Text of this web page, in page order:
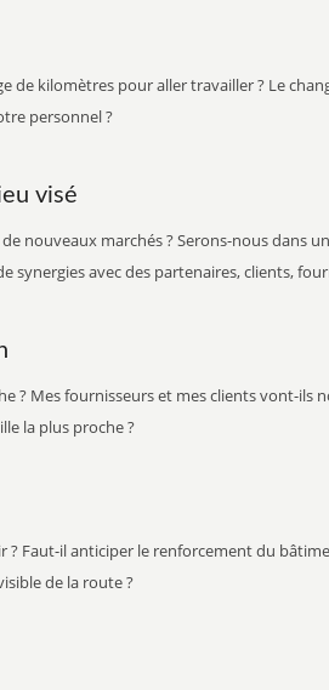
de kilomètres pour aller travailler ? Le
personnel ?
visé
nouveaux marchés ? Serons-nous dans
avec des partenaires, clients,
? Mes fournisseurs et mes clients vont-ils
la plus proche ?
Faut-il anticiper le renforcement du
de la route ?
: Construction de
de 4000 m² et achat
Coût du